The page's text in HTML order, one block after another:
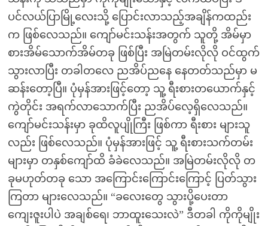
ပင်လယ်ပြာမြို့လေးသို့ ပြောင်းလာသည့်အချိန်ကထည်း
က ဖြစ်လေသည်။ ကျော်မင်းသန်းအတွက် သူတို့ အိမ်မှာ
စားအိမ်သောက်အိမ်တခု ဖြစ်ပြီး အမြဲတမ်းလိုလို ဝင်ထွက်
သွားလာပြီး တခါတလေ ညအိပ်ညနေ နေတတ်သည်မှာ မ
ဆန်းတော့ပြီ။ ပုံမှန်အားဖြင့်တော့ သူ့ ရီးစားတယောက်နှင့်
ကွဲတိုင်း အရက်လာသောက်ပြီး ညအိပ်လေ့ရှိလေသည်။
ကျော်မင်းသန်းမှာ ခုထိလူပျိုကြီး ဖြစ်ကာ ရီးစား များသူ
လည်း ဖြစ်လေသည်။ ပုံမှန်အားဖြင့် သူ့ ရီးစားသက်တမ်း
များမှာ တနှစ်ကျော်ထိ ခံခဲလေသည်။ အမြဲတမ်းလိုလို တ
ခုမဟုတ်တခု သော အကြောင်းကြောင်းကြောင့် ပြတ်သွား
ကြတာ များလေသည်။ “ခလေးတွေ သွားပို့ပေးတာ
ကျေးဇူးပါပဲ အချစ်ရေ၊ ဘာထူးသေးလဲ” ဒီတခါ ကိုကိုမျိုး